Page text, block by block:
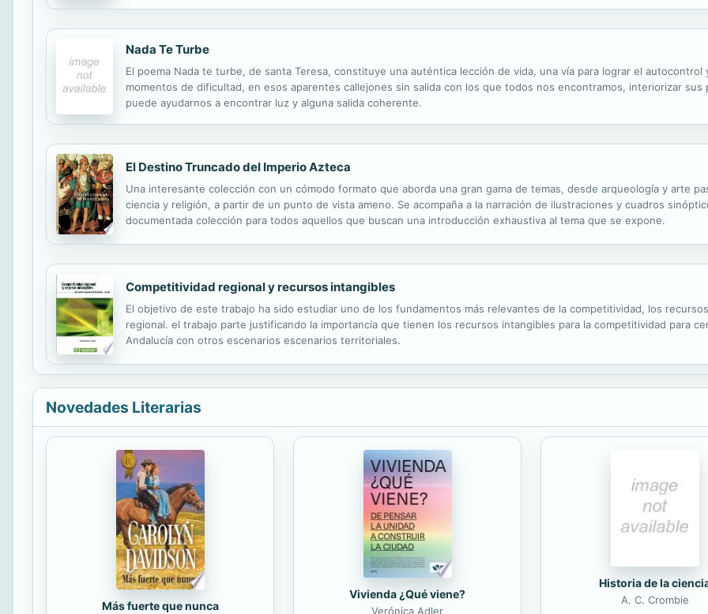
Nada Te Turbe
El poema Nada te turbe, de santa Teresa, constituye una auténtica lección de vida, una vía para lograr el autocontrol
momentos de dificultad, en esos aparentes callejones sin salida con los que todos nos encontramos, interiorizar
puede ayudarnos a encontrar luz y alguna salida coherente.
El Destino Truncado del Imperio Azteca
Una interesante colección con un cómodo formato que aborda una gran gama de temas, desde arqueología y arte
ciencia y religión, a partir de un punto de vista ameno. Se acompaña a la narración de ilustraciones y cuadros
documentada colección para todos aquellos que buscan una introducción exhaustiva al tema que se expone.
Competitividad regional y recursos intangibles
El objetivo de este trabajo ha sido estudiar uno de los fundamentos más relevantes de la competitividad, los
regional. el trabajo parte justificando la importancia que tienen los recursos intangibles para la competitividad para
Andalucía con otros escenarios escenarios territoriales.
Novedades Literarias
Más fuerte que nunca
Vivienda ¿Qué viene?
Verónica Adler
Historia de la
A. C. Crombie